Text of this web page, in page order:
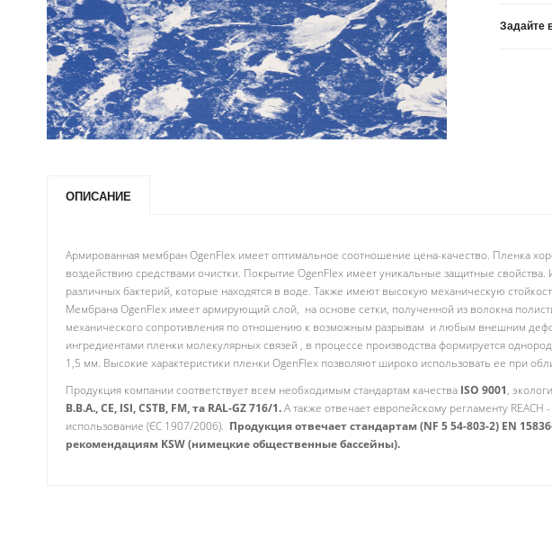
Задайте
ОПИСАНИЕ
Армированная мембран OgenFlex имеет оптимальное соотношение цена-качество. Пленка
воздействию средствами очистки. Покрытие OgenFlex имеет уникальные защитные
различных бактерий, которые находятся в воде. Также имеют высокую механическую
Мембрана OgenFlex имеет армирующий слой, на основе сетки, полученной из волокна
механического сопротивления по отношению к возможным разрывам и любым внешним
ингредиентами пленки молекулярных связей , в процессе производства формируется
1,5 мм. Высокие характеристики пленки OgenFlex позволяют широко использовать ее при
Продукция компании соответствует всем необходимым стандартам качества ISO 9001,
B.B.A., CE, ISI, CSTB, FM, та RAL-GZ 716/1.А также отвечает европейскому регламенту
использование (ЄС 1907/2006). Продукция отвечает стандартам (NF 5 54-803-2) EN
рекомендациям KSW (нимецкие общественные бассейны).